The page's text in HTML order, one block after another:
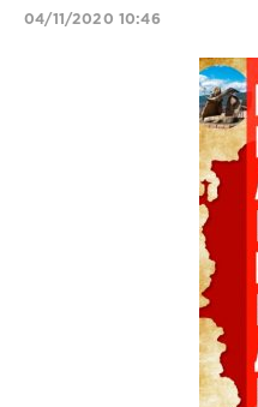
04/11/2020 10:46